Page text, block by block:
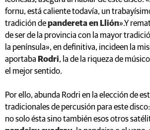
fornu, está caliente todavía, un
tradición depandereta en Llión».Y
de ser de la provincia con la mayor
la península», en definitiva, incideen la
aportaba Rodri, la de la riqueza de
el mejor sentido.
Por ello, abunda Rodri en la elección de
tradicionales de percusión para este
no solo ésta sino también esos otros